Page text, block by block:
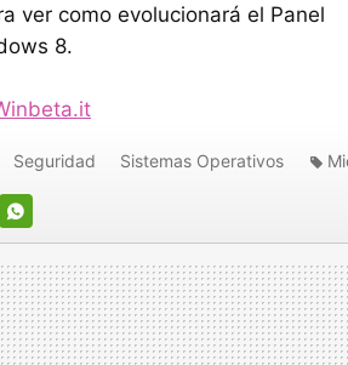
ver como evolucionará el Panel
8.
WHATSAPP
Seguridad Sistemas Operativos